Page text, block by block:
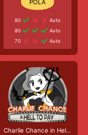
80
Auto
80
Auto
70
Auto
Charlie Chance in Hell to Pay